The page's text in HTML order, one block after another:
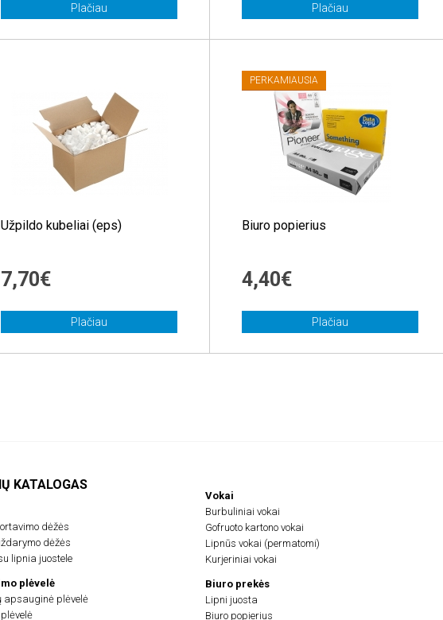
Plačiau Plačiau
Užpildo kubeliai (eps)
7,70€
Plačiau
PERKAMIAUSIA
Biuro popierius
4,40€
Plačiau
KATALOGAS
dėžės
dėžės
lipnia juostele
plėvelė
apsauginė plėvelė
Vokai
Burbuliniai vokai
Gofruoto kartono vokai
Lipnūs vokai (permatomi)
Kurjeriniai vokai
Biuro prekės
Lipni juosta
Biuro popierius